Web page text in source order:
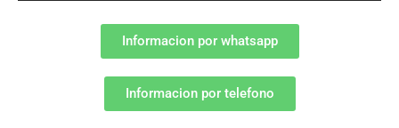
Informacion por whatsapp
Informacion por telefono